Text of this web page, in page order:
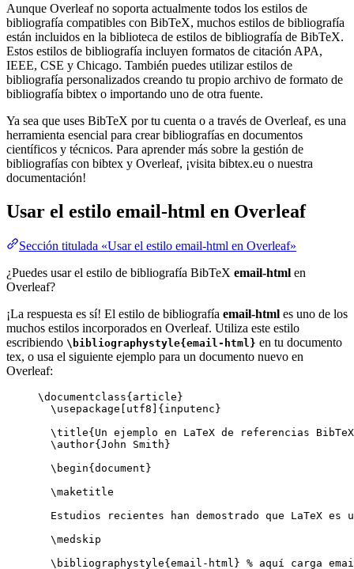
Aunque Overleaf no soporta actualmente todos los estilos de
bibliografía compatibles con BibTeX, muchos estilos de bibliografía
están incluidos en la biblioteca de estilos de bibliografía de BibTeX.
Estos estilos de bibliografía incluyen formatos de citación APA,
IEEE, CSE y Chicago. También puedes utilizar estilos de
bibliografía personalizados creando tu propio archivo de formato de
bibliografía bibtex o importando uno de otra fuente.
Ya sea que uses BibTeX por tu cuenta o a través de Overleaf, es una
herramienta esencial para crear bibliografías en documentos
científicos y técnicos. Para aprender más sobre la gestión de
bibliografías con bibtex y Overleaf, ¡visita bibtex.eu o nuestra
documentación!
Usar el estilo email-html en Overleaf
Sección titulada «Usar el estilo email-html en Overleaf»
¿Puedes usar el estilo de bibliografía BibTeX email-html en
Overleaf?
¡La respuesta es sí! El estilo de bibliografía email-html es uno de los
muchos estilos incorporados en Overleaf. Utiliza este estilo
escribiendo \bibliographystyle{email-html} en tu documento
tex, o usa el siguiente ejemplo para un documento nuevo en
Overleaf:
\documentclass{ article }
\usepackage
utf8 ]{ inputenc }
\title{Un ejemplo en LaTeX de referencias
\author{John Smith}
\begin{ document }
\maketitle
Estudios recientes han demostrado que LaTeX
\medskip
\bibliographystyle{email-html} % aquí carga